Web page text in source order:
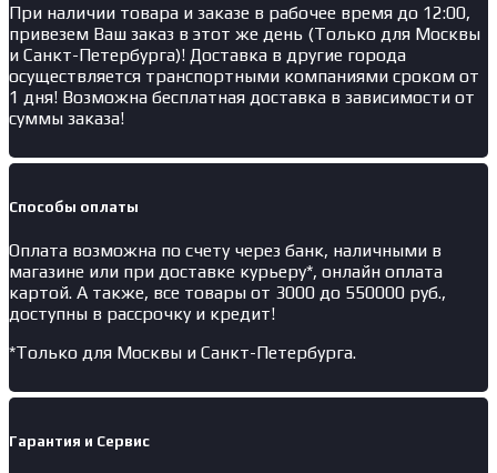
При наличии товара и заказе в рабочее время до 12:00,
привезем Ваш заказ в этот же день (Только для Москвы
и Санкт-Петербурга)! Доставка в другие города
осуществляется транспортными компаниями сроком от
1 дня! Возможна бесплатная доставка в зависимости от
суммы заказа!
Способы оплаты
Оплата возможна по счету через банк, наличными в
магазине или при доставке курьеру*, онлайн оплата
картой. А также, все товары от 3000 до 550000 руб.,
доступны в рассрочку и кредит!
*Только для Москвы и Санкт-Петербурга.
Гарантия и Сервис